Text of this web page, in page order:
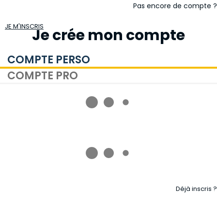
Pas encore de compte ?
JE M'INSCRISJe crée mon compte
COMPTE PERSO
COMPTE PRO
Déjà inscris ?